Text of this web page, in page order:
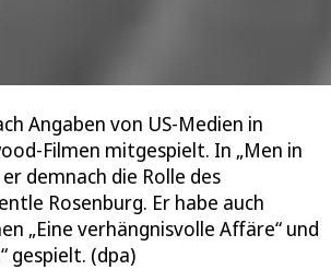
Angaben von US-Medien in
Filmen mitgespielt. In „Men in
demnach die Rolle des
Rosenburg. Er habe auch
„Eine verhängnisvolle Affäre“ und
gespielt. (dpa)